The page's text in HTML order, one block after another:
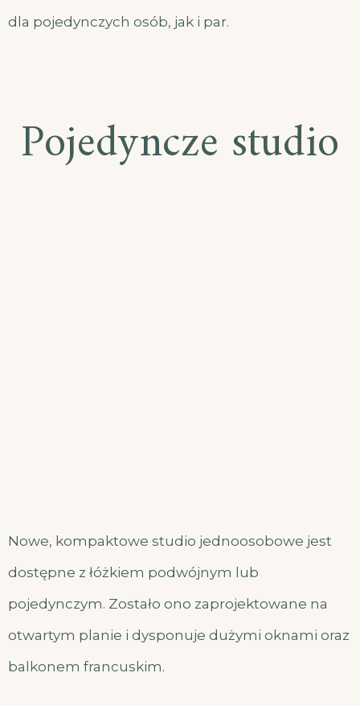
dla pojedynczych osób, jak i par.
Pojedyncze studio
Nowe, kompaktowe studio jednoosobowe jest
dostępne z łóżkiem podwójnym lub
pojedynczym. Zostało ono zaprojektowane na
otwartym planie i dysponuje dużymi oknami oraz
balkonem francuskim.